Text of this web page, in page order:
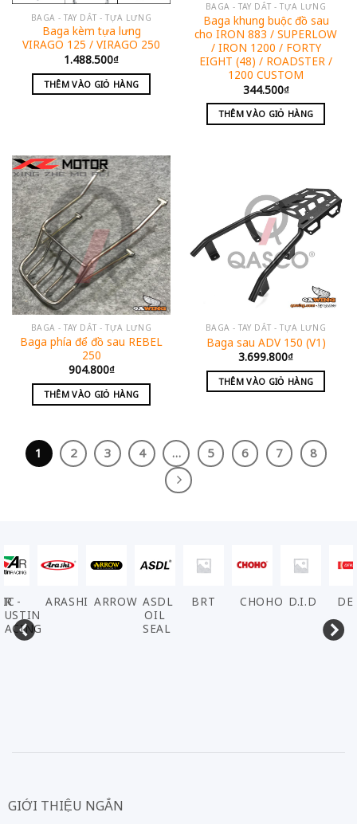
BAGA - TAY DẮT - TỰA LƯNG
Baga kèm tựa lưng
VIRAGO 125 / VIRAGO 250
1.488.500₫
THÊM VÀO GIỎ HÀNG
BAGA - TAY DẮT - TỰA LƯNG
Baga khung buộc đồ sau
cho IRON 883 / SUPERLOW
/ IRON 1200 / FORTY
EIGHT (48) / ROADSTER /
1200 CUSTOM
344.500₫
THÊM VÀO GIỎ HÀNG
BAGA - TAY DẮT - TỰA LƯNG
Baga phía để đồ sau REBEL
250
904.800₫
THÊM VÀO GIỎ HÀNG
BAGA - TAY DẮT - TỰA LƯNG
Baga sau ADV 150 (V1)
3.699.800₫
THÊM VÀO GIỎ HÀNG
1 2 3 4 … 5 6 7 8
-
ARASHI ARROW ASDL
OIL
SEAL
BRT CHOHO D.I.D
GIỚI THIỆU NGẮN